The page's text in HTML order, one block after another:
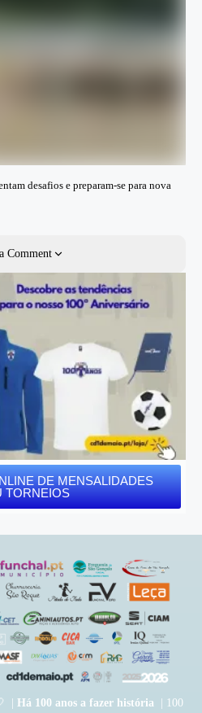
desafios e preparam-se para nova
Comment
DE MENSALIDADES
TORNEIOS
| Há 100 anos a fazer história | 100